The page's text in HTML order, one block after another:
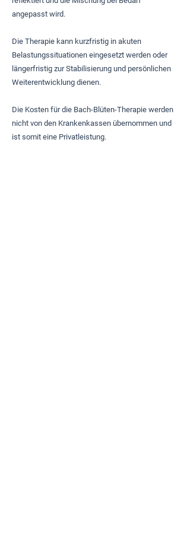
angepasst wird.
Die Therapie kann kurzfristig in akuten
Belastungssituationen eingesetzt werden oder
längerfristig zur Stabilisierung und persönlichen
Weiterentwicklung dienen.
Die Kosten für die Bach-Blüten-Therapie werden
nicht von den Krankenkassen übernommen und
ist somit eine Privatleistung.